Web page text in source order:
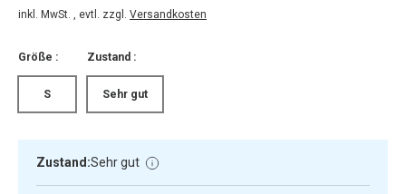
inkl. MwSt. , evtl. zzgl. Versandkosten
Größe :
S
Zustand :
Sehr gut
Zustand:Sehr gut